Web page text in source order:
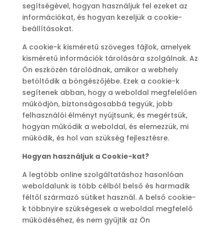
segítségével, hogyan használjuk fel ezeket az
információkat, és hogyan kezeljük a cookie-
beállításokat.
A cookie-k kisméretű szöveges fájlok, amelyek
kisméretű információk tárolására szolgálnak. Az
Ön eszközén tárolódnak, amikor a webhely
betöltődik a böngészőjébe. Ezek a cookie-k
segítenek abban, hogy a weboldal megfelelően
működjön, biztonságosabbá tegyük, jobb
felhasználói élményt nyújtsunk, és megértsük,
hogyan működik a weboldal, és elemezzük, mi
működik, és hol van szükség fejlesztésre.
Hogyan használjuk a Cookie-kat?
A legtöbb online szolgáltatáshoz hasonlóan
weboldalunk is több célból belső és harmadik
féltől származó sütiket használ. A belső cookie-
k többnyire szükségesek a weboldal megfelelő
működéséhez, és nem gyűjtik az Ön